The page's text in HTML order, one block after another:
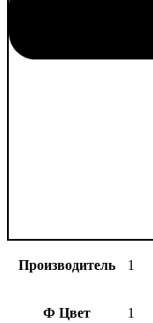
Производитель 1
Ф Цвет 1